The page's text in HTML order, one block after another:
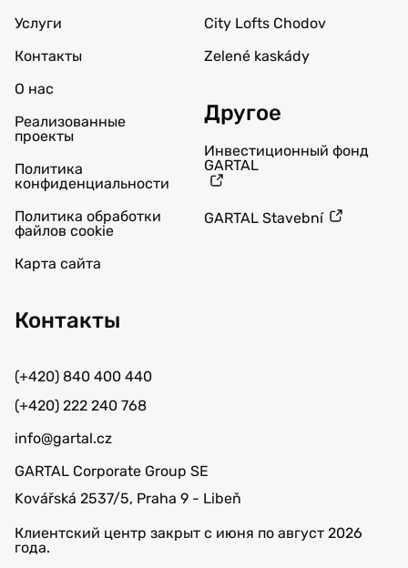
Услуги
Контакты
О нас
Реализованные
проекты
Политика
конфиденциальности
Политика обработки
файлов cookie
Карта сайта
City Lofts Chodov
Zelené kaskády
Другое
Инвестиционный фонд
GARTAL
GARTAL Stavební
Контакты
(+420) 840 400 440
(+420) 222 240 768
info@gartal.cz
GARTAL Corporate Group SE
Kovářská 2537/5, Praha 9 - Libeň
Клиентский центр закрыт с июня по август 2026
года.